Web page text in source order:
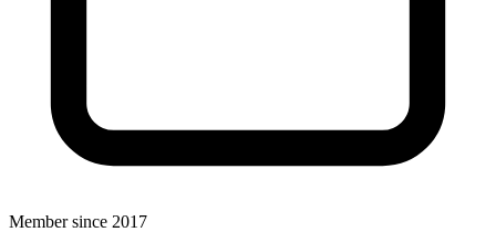
Member since 2017